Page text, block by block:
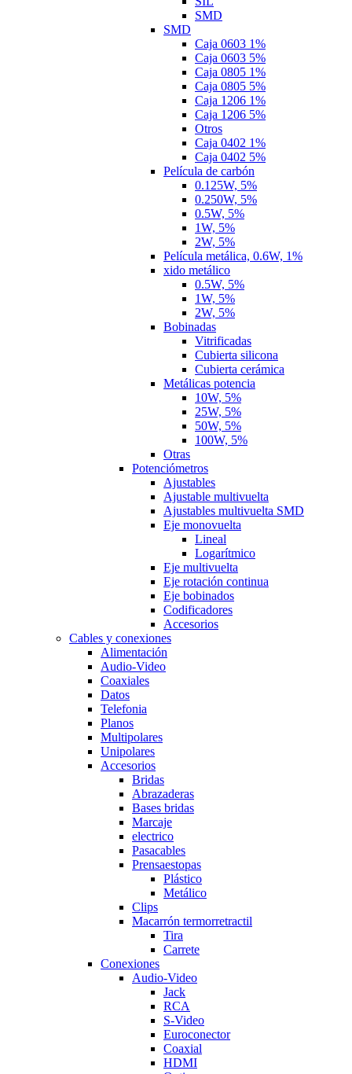
SMD
SMD
Caja 0603 1%
Caja 0603 5%
Caja 0805 1%
Caja 0805 5%
Caja 1206 1%
Caja 1206 5%
Otros
Caja 0402 1%
Caja 0402 5%
Película de carbón
0.125W, 5%
0.250W, 5%
0.5W, 5%
1W, 5%
2W, 5%
Película metálica, 0.6W, 1%
xido metálico
0.5W, 5%
1W, 5%
2W, 5%
Bobinadas
Vitrificadas
Cubierta silicona
Cubierta cerámica
Metálicas potencia
10W, 5%
25W, 5%
50W, 5%
100W, 5%
Otras
Potenciómetros
Ajustables
Ajustable multivuelta
Ajustables multivuelta SMD
Eje monovuelta
Lineal
Logarítmico
Eje multivuelta
Eje rotación continua
Eje bobinados
Codificadores
Accesorios
Cables y conexiones
Alimentación
Audio-Video
Coaxiales
Datos
Telefonia
Planos
Multipolares
Unipolares
Accesorios
Bridas
Abrazaderas
Bases bridas
Marcaje
electrico
Pasacables
Prensaestopas
Plástico
Metálico
Clips
Macarrón termorretractil
Tira
Carrete
Conexiones
Audio-Video
Jack
RCA
S-Video
Euroconector
Coaxial
HDMI